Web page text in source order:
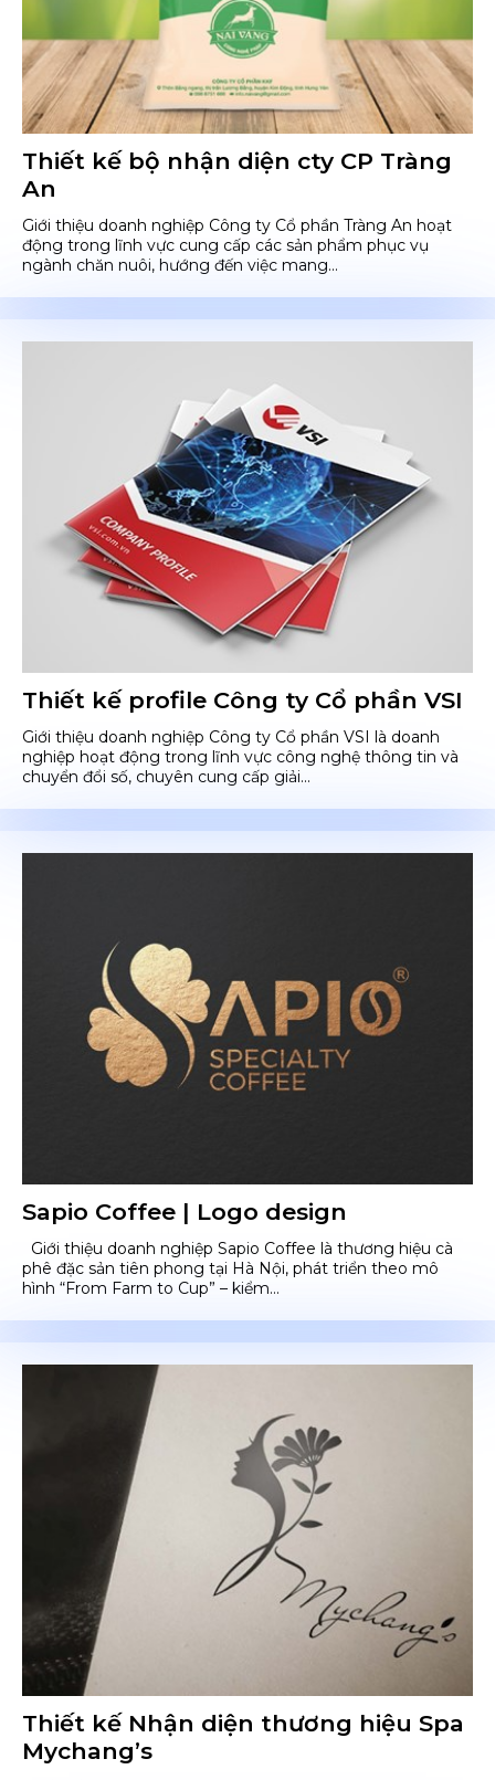
Thiết kế bộ nhận diện cty CP Tràng
An
Giới thiệu doanh nghiệp Công ty Cổ phần Tràng An hoạt
động trong lĩnh vực cung cấp các sản phẩm phục vụ
ngành chăn nuôi, hướng đến việc mang...
Thiết kế profile Công ty Cổ phần VSI
Giới thiệu doanh nghiệp Công ty Cổ phần VSI là doanh
nghiệp hoạt động trong lĩnh vực công nghệ thông tin và
chuyển đổi số, chuyên cung cấp giải...
Sapio Coffee | Logo design
Giới thiệu doanh nghiệp Sapio Coffee là thương hiệu cà
phê đặc sản tiên phong tại Hà Nội, phát triển theo mô
hình “From Farm to Cup” – kiểm...
Thiết kế Nhận diện thương hiệu Spa
Mychang’s